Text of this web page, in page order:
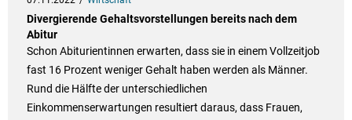
Divergierende Gehaltsvorstellungen bereits nach dem
Abitur
Schon Abiturientinnen erwarten, dass sie in einem Vollzeitjob
fast 16 Prozent weniger Gehalt haben werden als Männer.
Rund die Hälfte der unterschiedlichen
Einkommenserwartungen resultiert daraus, dass Frauen,